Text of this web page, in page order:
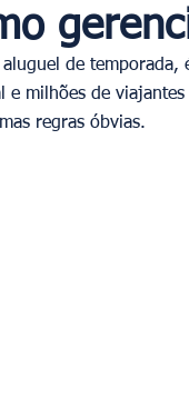
de
e milhões de
regras óbvias.